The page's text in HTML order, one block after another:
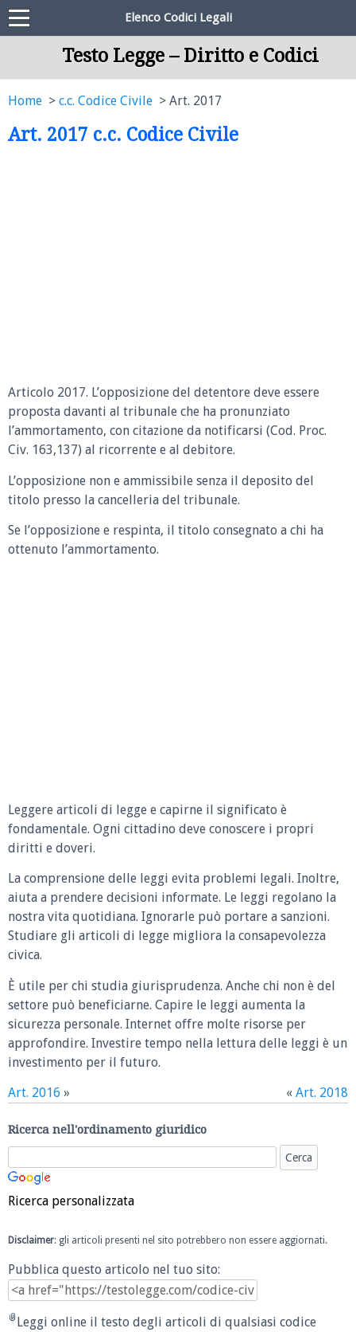
Elenco Codici Legali
Testo Legge – Diritto e Codici
Home c.c. Codice Civile Art. 2017
Art. 2017 c.c. Codice Civile
Articolo 2017. L’opposizione del detentore deve essere
proposta davanti al tribunale che ha pronunziato
l’ammortamento, con citazione da notificarsi (Cod. Proc.
Civ. 163,137) al ricorrente e al debitore.
L’opposizione non e ammissibile senza il deposito del
titolo presso la cancelleria del tribunale.
Se l’opposizione e respinta, il titolo consegnato a chi ha
ottenuto l’ammortamento.
Leggere articoli di legge e capirne il significato è
fondamentale. Ogni cittadino deve conoscere i propri
diritti e doveri.
La comprensione delle leggi evita problemi legali. Inoltre,
aiuta a prendere decisioni informate. Le leggi regolano la
nostra vita quotidiana. Ignorarle può portare a sanzioni.
Studiare gli articoli di legge migliora la consapevolezza
civica.
È utile per chi studia giurisprudenza. Anche chi non è del
settore può beneficiarne. Capire le leggi aumenta la
sicurezza personale. Internet offre molte risorse per
approfondire. Investire tempo nella lettura delle leggi è un
investimento per il futuro.
Art. 2016 » « Art. 2018
Ricerca nell'ordinamento giuridico
Ricerca personalizzata
Disclaimer: gli articoli presenti nel sito potrebbero non essere aggiornati.
Pubblica questo articolo nel tuo sito:
Leggi online il testo degli articoli di qualsiasi codice